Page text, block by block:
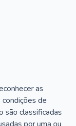
as
de
são classificadas